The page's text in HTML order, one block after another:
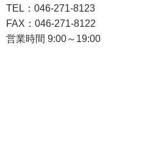
TEL：046-271-8123
FAX：046-271-8122
営業時間 9:00～19:00